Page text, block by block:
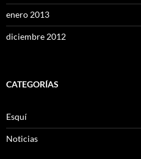
enero 2013
diciembre 2012
CATEGORÍAS
Esquí
Noticias